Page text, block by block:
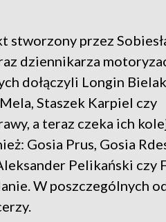
przez
dziennikarza
dołączyli Longin
Staszek Karpiel czy
a teraz czeka ich
Gosia Prus, Gosia
Pelikański czy
W poszczególnych